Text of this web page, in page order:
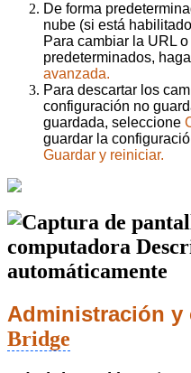
De forma
nube (si está
Para cambiar la URL
predeterminados,
avanzada.
Para descartar los
configuración no
guardada, seleccione
guardar la
Guardar y reiniciar.
Administración
Bridge